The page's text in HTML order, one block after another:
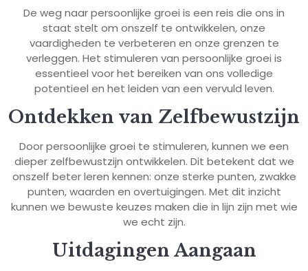
De weg naar persoonlijke groei is een reis die ons in
staat stelt om onszelf te ontwikkelen, onze
vaardigheden te verbeteren en onze grenzen te
verleggen. Het stimuleren van persoonlijke groei is
essentieel voor het bereiken van ons volledige
potentieel en het leiden van een vervuld leven.
Ontdekken van Zelfbewustzijn
Door persoonlijke groei te stimuleren, kunnen we een
dieper zelfbewustzijn ontwikkelen. Dit betekent dat we
onszelf beter leren kennen: onze sterke punten, zwakke
punten, waarden en overtuigingen. Met dit inzicht
kunnen we bewuste keuzes maken die in lijn zijn met wie
we echt zijn.
Uitdagingen Aangaan